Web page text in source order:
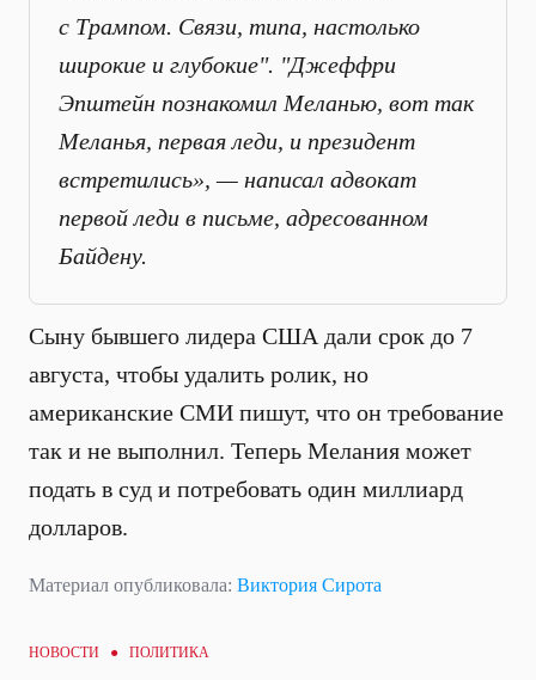
с Трампом. Связи, типа, настолько
широкие и глубокие". "Джеффри
Эпштейн познакомил Меланью, вот так
Меланья, первая леди, и президент
встретились», — написал адвокат
первой леди в письме, адресованном
Байдену.
Сыну бывшего лидера США дали срок до 7
августа, чтобы удалить ролик, но
американские СМИ пишут, что он требование
так и не выполнил. Теперь Мелания может
подать в суд и потребовать один миллиард
долларов.
Материал опубликовала: Виктория Сирота
НОВОСТИ ● ПОЛИТИКА